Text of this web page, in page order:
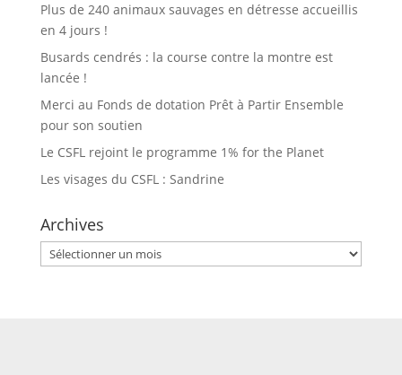
Plus de 240 animaux sauvages en détresse accueillis
en 4 jours !
Busards cendrés : la course contre la montre est
lancée !
Merci au Fonds de dotation Prêt à Partir Ensemble
pour son soutien
Le CSFL rejoint le programme 1% for the Planet
Les visages du CSFL : Sandrine
Archives
Archives